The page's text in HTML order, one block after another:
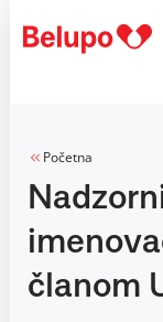
Početna
članom